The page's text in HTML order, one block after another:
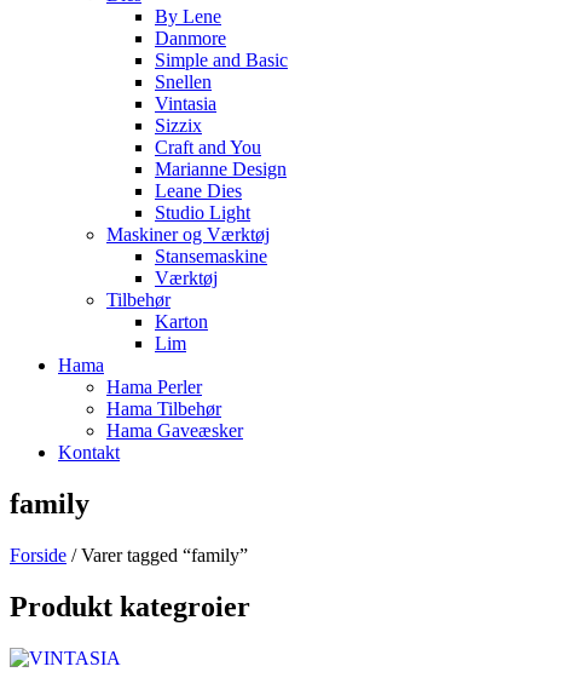
By Lene
Danmore
Simple and Basic
Snellen
Vintasia
Sizzix
Craft and You
Marianne Design
Leane Dies
Studio Light
Maskiner og Værktøj
Stansemaskine
Værktøj
Tilbehør
Karton
Lim
Hama
Hama Perler
Hama Tilbehør
Hama Gaveæsker
Kontakt
family
Forside / Varer tagged “family”
Produkt kategroier